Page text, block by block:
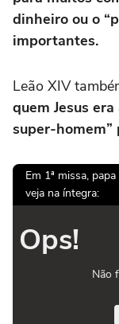
dinheiro ou o
importantes.
Leão XIV
quem Jesus
super-homem”
Em 1ª missa,
veja na íntegra:
Ops!
Não